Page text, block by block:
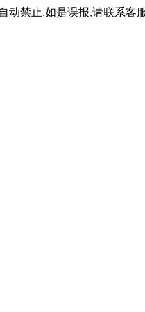
动禁止,如是误报,请联系客